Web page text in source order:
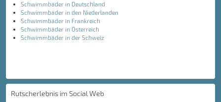
Schwimmbäder in Deutschland
Schwimmbäder in den Niederlanden
Schwimmbäder in Frankreich
Schwimmbäder in Österreich
Schwimmbäder in der Schweiz
Rutscherlebnis im Social Web